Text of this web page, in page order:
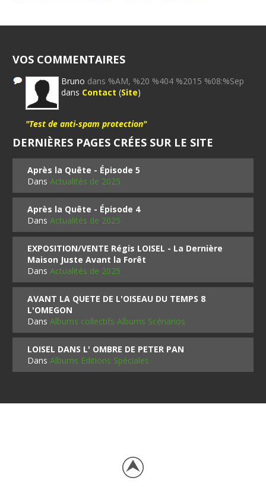
VOS COMMENTAIRES
Bruno dans %AM, %20 %404 %2015 %08:%Sep
dans Contact (Site)
"Test de anti-spam protection"
DERNIÈRES PAGES CRÉES SUR LE SITE
Après la Quête - Épisode 5
DansActualités de 2025
Après la Quête - Épisode 4
DansActualités de 2025
EXPOSITION/VENTE Régis LOISEL - La Dernière
Maison Juste Avant la Forêt
DansActualités de 2025
AVANT LA QUETE DE L'OISEAU DU TEMPS 8
L'OMEGON
DansAlbums collectifs Albums Scénarios
LOISEL DANS L' OMBRE DE PETER PAN
DansAlbums Editions Spéciales